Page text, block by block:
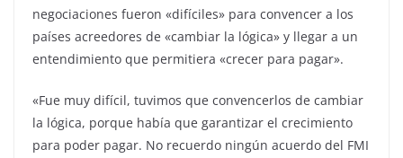
negociaciones fueron «difíciles» para convencer a los
países acreedores de «cambiar la lógica» y llegar a un
entendimiento que permitiera «crecer para pagar».
«Fue muy difícil, tuvimos que convencerlos de cambiar
la lógica, porque había que garantizar el crecimiento
para poder pagar. No recuerdo ningún acuerdo del FMI